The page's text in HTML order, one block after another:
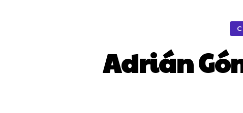
Adrián